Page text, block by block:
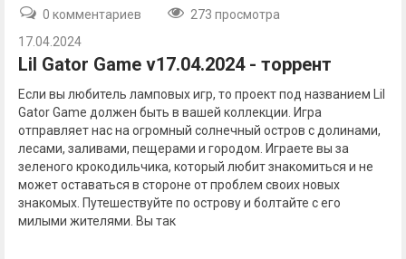
0 комментариев
273 просмотра
17.04.2024
Lil Gator Game v17.04.2024 - торрент
Если вы любитель ламповых игр, то проект под названием Lil
Gator Game должен быть в вашей коллекции. Игра
отправляет нас на огромный солнечный остров с долинами,
лесами, заливами, пещерами и городом. Играете вы за
зеленого крокодильчика, который любит знакомиться и не
может оставаться в стороне от проблем своих новых
знакомых. Путешествуйте по острову и болтайте с его
милыми жителями. Вы так